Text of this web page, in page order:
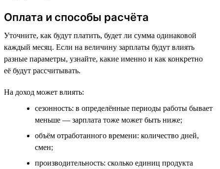
Оплата и способы расчёта
Уточните, как будут платить, будет ли сумма одинаковой
каждый месяц. Если на величину зарплаты будут влиять
разные параметры, узнайте, какие именно и как конкретно
её будут рассчитывать.
На доход может влиять:
сезонность: в определённые периоды работы бывает
меньше — зарплата тоже может быть ниже;
объём отработанного времени: количество дней,
смен;
производительность: сколько единиц продукта